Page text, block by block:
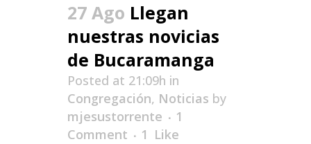
27 Ago Llegan
nuestras novicias
de Bucaramanga
Posted at 21:09h in
Congregación, Noticias by
mjesustorrente
1
Comment
1 Like